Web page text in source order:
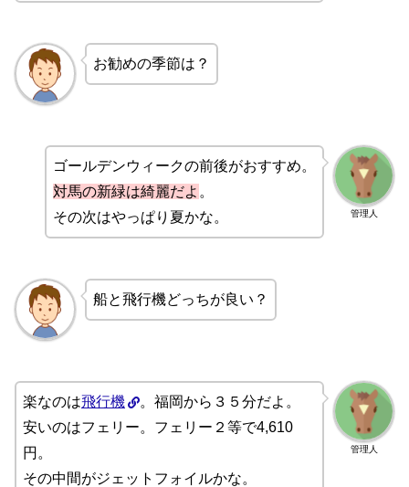
お勧めの季節は？
管理人
ゴールデンウィークの前後がおすすめ。
対馬の新緑は綺麗だよ 。
その次はやっぱり夏かな。
船と飛行機どっちが良い？
管理人
楽なのは飛行機
。福岡から３５分だよ。
安いのはフェリー。フェリー２等で4,610
円。
その中間がジェットフォイルかな。